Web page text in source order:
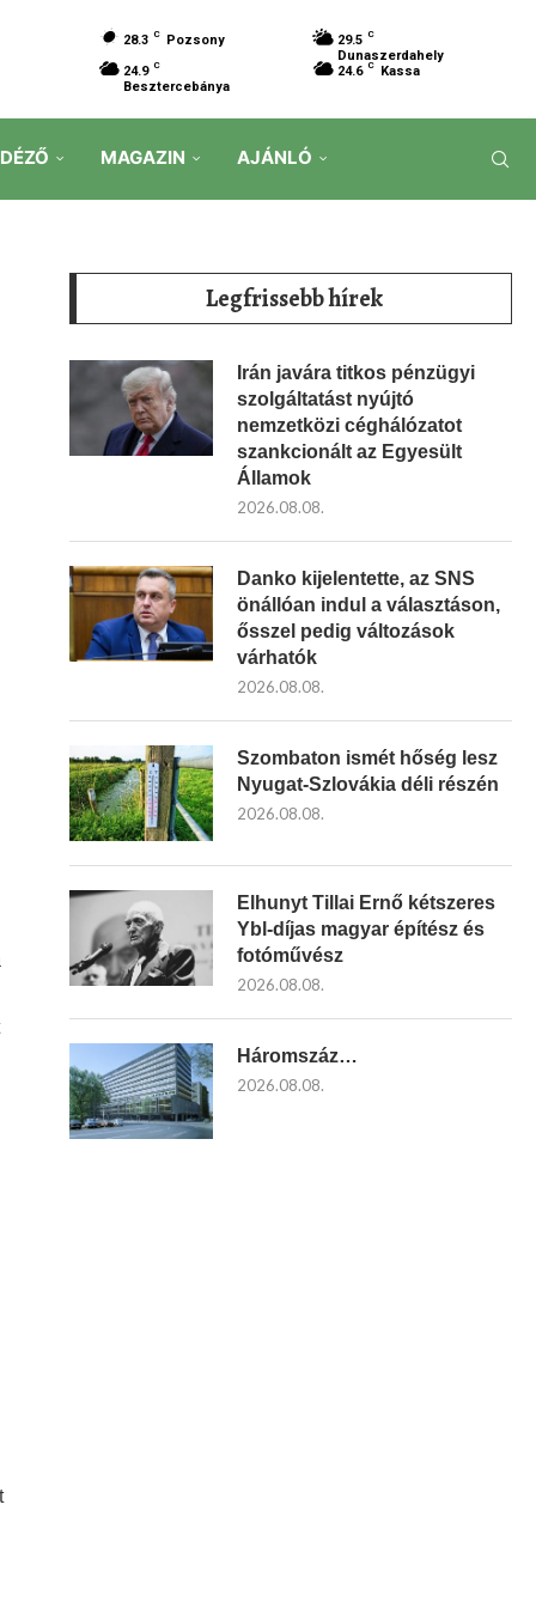
28.3 C Pozsony 29.5 C
Dunaszerdahely
24.9 C
Besztercebánya
24.6 C Kassa
MAGAZIN AJÁNLÓ
Legfrissebb hírek
Irán javára titkos pénzügyi
szolgáltatást nyújtó
nemzetközi céghálózatot
szankcionált az Egyesült
Államok
2026.08.08.
Danko kijelentette, az SNS
önállóan indul a választáson,
ősszel pedig változások
várhatók
2026.08.08.
Szombaton ismét hőség lesz
Nyugat-Szlovákia déli részén
2026.08.08.
Elhunyt Tillai Ernő kétszeres
Ybl-díjas magyar építész és
fotóművész
2026.08.08.
Háromszáz…
2026.08.08.